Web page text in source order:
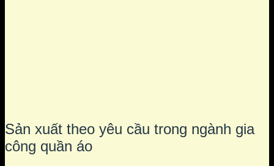
Sản xuất theo yêu cầu trong ngành gia
công quần áo